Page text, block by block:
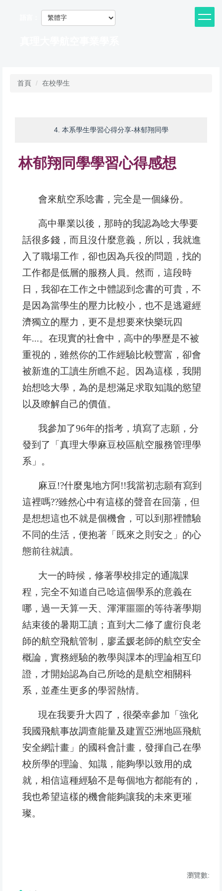
首頁 在校學生
4. 本系學生學習心得分享-林郁翔同學
林郁翔同學學習心得感想
會來航空系唸書，完全是一個緣份。
高中畢業以後，那時的我認為唸大學要
話很多錢，而且沒什麼意義，所以，我就進
入了職場工作，卻也因為兵役的問題，找的
工作都是低層的服務人員。然而，這段時
日，我卻在工作之中體認到念書的可貴，不
是因為當學生的壓力比較小，也不是逃避經
濟獨立的壓力，更不是想要來快樂玩四
年...。在現實的社會中，高中的學歷是不被
重視的，雖然你的工作經驗比較豐富，卻會
被新進的工讀生所瞧不起。因為這樣，我開
始想唸大學，為的是想滿足求取知識的慾望
以及瞭解自己的價值。
我參加了96年的指考，填寫了志願，分
發到了「真理大學麻豆校區航空服務管理學
系」。
麻豆!?什麼鬼地方阿!!我當初志願有寫到
這裡嗎??雖然心中有這樣的聲音在回蕩，但
是想想這也不就是個機會，可以到那裡體驗
不同的生活，便抱著「既來之則安之」的心
態前往就讀。
大一的時候，修著學校排定的通識課
程，完全不知道自己唸這個學系的意義在
哪，過一天算一天、渾渾噩噩的等待著學期
結束後的暑期工讀；直到大二修了盧衍良老
師的航空飛航管制，廖孟媛老師的航空安全
概論，實務經驗的教學與課本的理論相互印
證，才開始認為自己所唸的是航空相關科
系，並產生更多的學習熱情。
現在我要升大四了，很榮幸參加「強化
我國飛航事故調查能量及建置亞洲地區飛航
安全網計畫」的國科會計畫，發揮自己在學
校所學的理論、知識，能夠學以致用的成
就，相信這種經驗不是每個地方都能有的，
我也希望這樣的機會能夠讓我的未來更璀
璨。
瀏覽數: